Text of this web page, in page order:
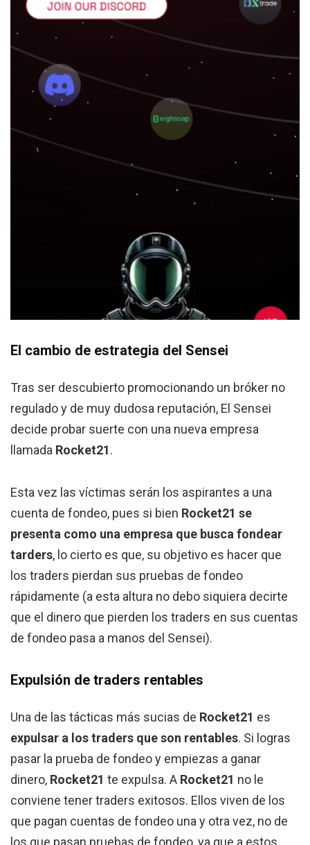
El cambio de estrategia del Sensei
Tras ser descubierto promocionando un bróker no
regulado y de muy dudosa reputación, El Sensei
decide probar suerte con una nueva empresa
llamada Rocket21.
Esta vez las víctimas serán los aspirantes a una
cuenta de fondeo, pues si bien Rocket21 se
presenta como una empresa que busca fondear
tarders, lo cierto es que, su objetivo es hacer que
los traders pierdan sus pruebas de fondeo
rápidamente (a esta altura no debo siquiera decirte
que el dinero que pierden los traders en sus cuentas
de fondeo pasa a manos del Sensei).
Expulsión de traders rentables
Una de las tácticas más sucias de Rocket21 es
expulsar a los traders que son rentables. Si logras
pasar la prueba de fondeo y empiezas a ganar
dinero, Rocket21 te expulsa. A Rocket21 no le
conviene tener traders exitosos. Ellos viven de los
que pagan cuentas de fondeo una y otra vez, no de
los que pasan pruebas de fondeo, ya que a estos